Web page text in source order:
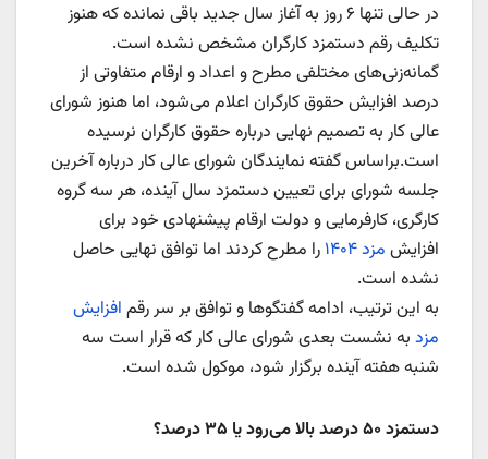
در حالی تنها ۶ روز به آغاز سال جدید باقی نمانده که هنوز
تکلیف رقم دستمزد کارگران مشخص نشده است.
گمانه‌زنی‌های مختلفی مطرح و اعداد و ارقام متفاوتی از
درصد افزایش حقوق کارگران اعلام می‌شود، اما هنوز شورای
عالی کار به تصمیم نهایی درباره حقوق کارگران نرسیده
است.براساس گفته نمایندگان شورای عالی کار درباره آخرین
جلسه شورای برای تعیین دستمزد سال آینده، هر سه گروه
کارگری، کارفرمایی و دولت ارقام پیشنهادی خود برای
افزایش مزد ۱۴۰۴
را مطرح کردند اما توافق نهایی حاصل
نشده است.
به این ترتیب، ادامه گفتگوها و توافق بر سر رقم افزایش
مزد به نشست بعدی شورای عالی کار که قرار است سه
شنبه هفته آینده برگزار شود، موکول شده است.
دستمزد ۵۰ درصد بالا می‌رود یا ۳۵ درصد؟